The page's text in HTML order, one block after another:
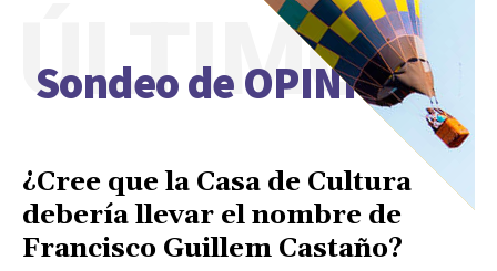
Sondeo de OPINIÓN
ÚLTIMO
¿Cree que la Casa de Cultura
debería llevar el nombre de
Francisco Guillem Castaño?